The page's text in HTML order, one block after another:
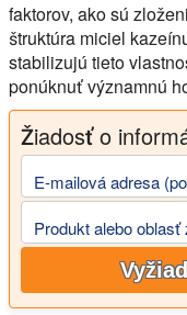
faktorov, ako sú
štruktúra miciel
stabilizujú tieto
ponúknuť významnú
Žiadosť o
E-mailová adresa
Produkt alebo oblasť